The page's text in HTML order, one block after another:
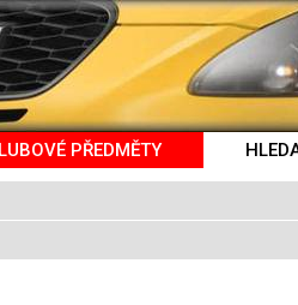
PŘEDMĚTY